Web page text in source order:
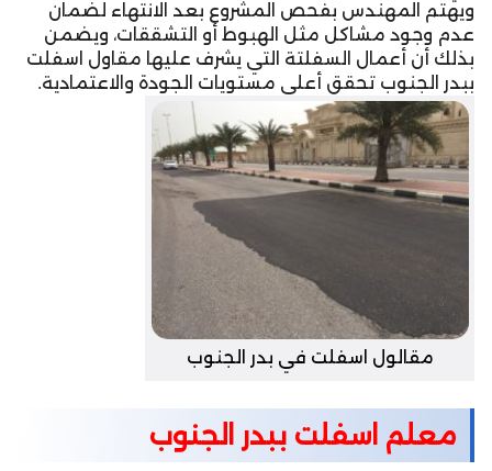
ويهتم المهندس بفحص المشروع بعد الانتهاء لضمان
عدم وجود مشاكل مثل الهبوط أو التشققات، ويضمن
بذلك أن أعمال السفلتة التي يشرف عليها مقاول اسفلت
ببدر الجنوب تحقق أعلى مستويات الجودة والاعتمادية.
مقالول اسفلت في بدر الجنوب
معلم اسفلت ببدر الجنوب